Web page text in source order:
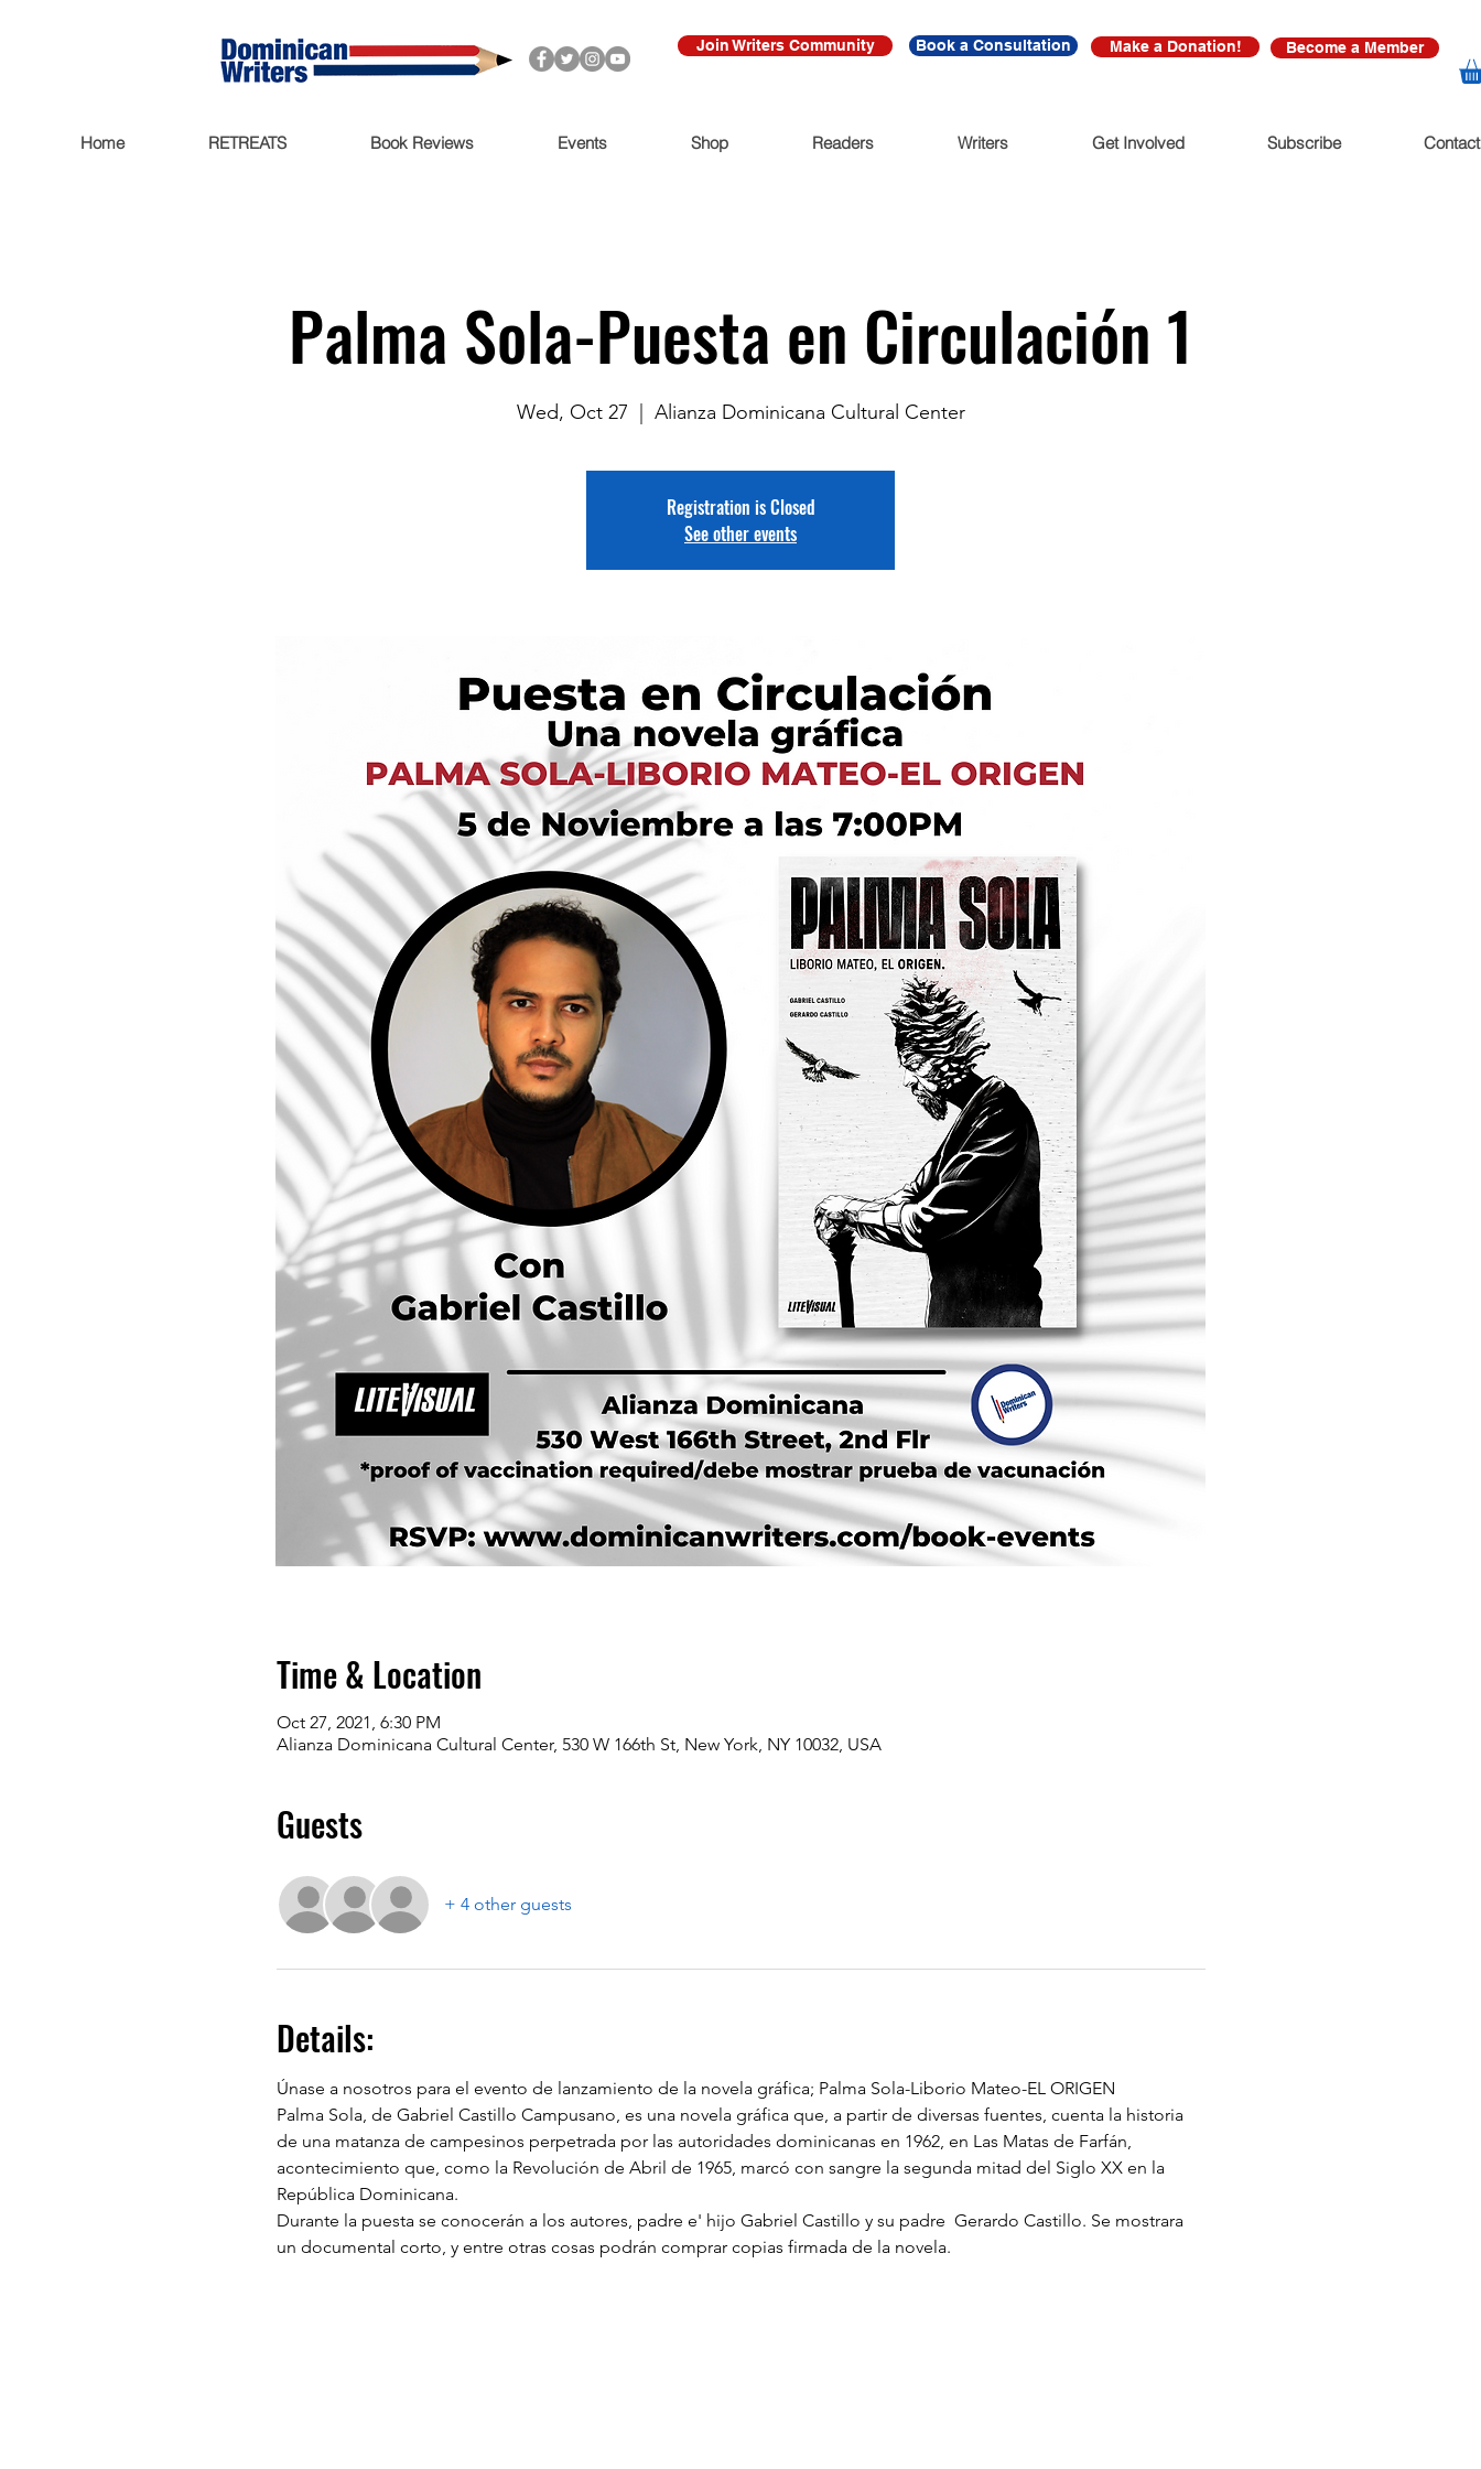
Join Writers Community Book a Consultation Make a Donation! Become a Member
Home RETREATS Book Reviews Events Shop Readers Writers Get Involved Subscribe Contact
Palma Sola-Puesta en Circulación 1
Wed, Oct 27 Alianza Dominicana Cultural Center
Registration is Closed
See other events
Time & Location
Oct 27, 2021, 6:30 PM
Alianza Dominicana Cultural Center, 530 W 166th St, New York, NY 10032, USA
Guests
+ 4 other guests
Details:
Únase a nosotros para el evento de lanzamiento de la novela gráfica; Palma Sola-Liborio Mateo-EL ORIGEN
Palma Sola, de Gabriel Castillo Campusano, es una novela gráfica que, a partir de diversas fuentes, cuenta la historia
de una matanza de campesinos perpetrada por las autoridades dominicanas en 1962, en Las Matas de Farfán,
acontecimiento que, como la Revolución de Abril de 1965, marcó con sangre la segunda mitad del Siglo XX en la
República Dominicana.
Durante la puesta se conocerán a los autores, padre e' hijo Gabriel Castillo y su padre  Gerardo Castillo. Se mostrara
un documental corto, y entre otras cosas podrán comprar copias firmada de la novela.